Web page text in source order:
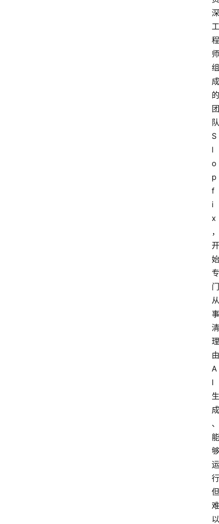
深
工
程
师
组
成
的
团
队
S
l
o
p
f
i
x
，
开
始
专
门
从
事
清
理
由
A
I
生
成
、
能
够
运
行
但
难
以